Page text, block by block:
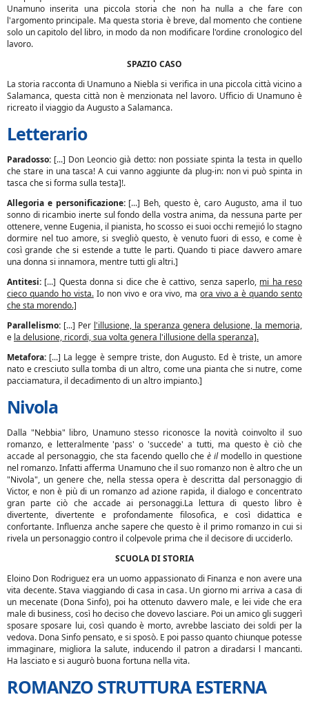
Unamuno inserita una piccola storia che non ha nulla a che fare con
l'argomento principale. Ma questa storia è breve, dal momento che contiene
solo un capitolo del libro, in modo da non modificare l'ordine cronologico del
lavoro.
SPAZIO CASO
La storia racconta di Unamuno a Niebla si verifica in una piccola città vicino a
Salamanca, questa città non è menzionata nel lavoro. Ufficio di Unamuno è
ricreato il viaggio da Augusto a Salamanca.
Letterario
Paradosso: [...] Don Leoncio già detto: non possiate spinta la testa in quello
che stare in una tasca! A cui vanno aggiunte da plug-in: non vi può spinta in
tasca che si forma sulla testa]!.
Allegoria e personificazione:[...] Beh, questo è, caro Augusto, ama il tuo
sonno di ricambio inerte sul fondo della vostra anima, da nessuna parte per
ottenere, venne Eugenia, il pianista, ho scosso ei suoi occhi remejió lo stagno
dormire nel tuo amore, si svegliò questo, è venuto fuori di esso, e come è
così grande che si estende a tutte le parti. Quando ti piace davvero amare
una donna si innamora, mentre tutti gli altri.]
Antitesi: [...] Questa donna si dice che è cattivo, senza saperlo, mi ha reso
cieco quando ho vista.Io non vivo e ora vivo, maora vivo a è quando sento
che sta morendo.]
Parallelismo: [...] Per l'illusione, la speranza genera delusione, la memoria,
e la delusione, ricordi, sua volta genera l'illusione della speranza].
Metafora: [...] La legge è sempre triste, don Augusto. Ed è triste, un amore
nato e cresciuto sulla tomba di un altro, come una pianta che si nutre, come
pacciamatura, il decadimento di un altro impianto.]
Nivola
Dalla "Nebbia" libro, Unamuno stesso riconosce la novità coinvolto il suo
romanzo, e letteralmente 'pass' o 'succede' a tutti, ma questo è ciò che
accade al personaggio, che sta facendo quello cheè ilmodello in questione
nel romanzo. Infatti afferma Unamuno che il suo romanzo non è altro che un
"Nivola", un genere che, nella stessa opera è descritta dal personaggio di
Victor, e non è più di un romanzo ad azione rapida, il dialogo e concentrato
gran parte ciò che accade ai personaggi.La lettura di questo libro è
divertente, divertente e profondamente filosofica, e così didattica e
confortante. Influenza anche sapere che questo è il primo romanzo in cui si
rivela un personaggio contro il colpevole prima che il decisore di ucciderlo.
SCUOLA DI STORIA
Eloino Don Rodriguez era un uomo appassionato di Finanza e non avere una
vita decente. Stava viaggiando di casa in casa. Un giorno mi arriva a casa di
un mecenate (Dona Sinfo), poi ha ottenuto davvero male, e lei vide che era
male di business, così ho deciso che dovevo lasciare. Poi un amico gli suggerì
sposare sposare lui, così quando è morto, avrebbe lasciato dei soldi per la
vedova. Dona Sinfo pensato, e si sposò. E poi passo quanto chiunque potesse
immaginare, migliora la salute, inducendo il patron a diradarsi l mancanti.
Ha lasciato e si augurò buona fortuna nella vita.
ROMANZO STRUTTURA ESTERNA